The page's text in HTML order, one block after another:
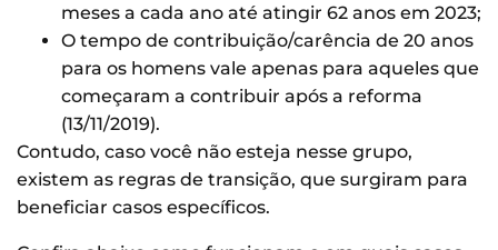
meses a cada ano até atingir 62 anos em 2023;
O tempo de contribuição/carência de 20 anos
para os homens vale apenas para aqueles que
começaram a contribuir após a reforma
(13/11/2019).
Contudo, caso você não esteja nesse grupo,
existem as regras de transição, que surgiram para
beneficiar casos específicos.